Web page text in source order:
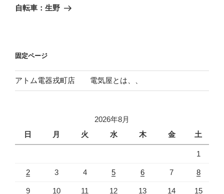
ゲ
ン
の
自転車：生野
固定ページ
アトム電器戎町店 電気屋とは、、
2026年8月
日
月 火 水 木 金 土
1
2 3 4 5 6 7 8
9 10 11 12 13 14 15